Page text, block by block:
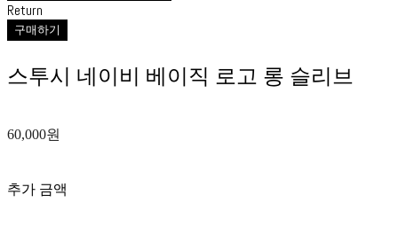
Return
구매하기
스투시 네이비 베이직 로고 롱 슬리브
60,000원
추가 금액